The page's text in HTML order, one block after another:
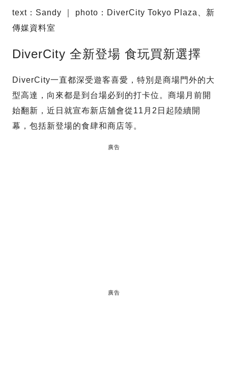
text：Sandy ｜ photo：DiverCity Tokyo Plaza、新
傳媒資料室
DiverCity 全新登場 食玩買新選擇
DiverCity一直都深受遊客喜愛，特別是商場門外的大
型高達，向來都是到台場必到的打卡位。商場月前開
始翻新，近日就宣布新店舖會從11月2日起陸續開
幕，包括新登場的食肆和商店等。
廣告
廣告